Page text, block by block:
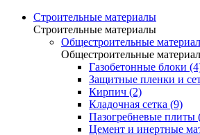
Строительные материалы
Строительные материалы
Общестроительные
Общестроительные
Газобетонные блоки
Защитные пленки и
Кирпич (2)
Кладочная сетка (9)
Пазогребневые плиты
Цемент и инертные